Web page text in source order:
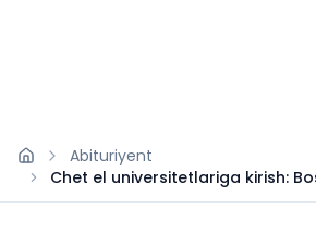
Abituriyent
Chet el universitetlariga kirish:
qo’llanma